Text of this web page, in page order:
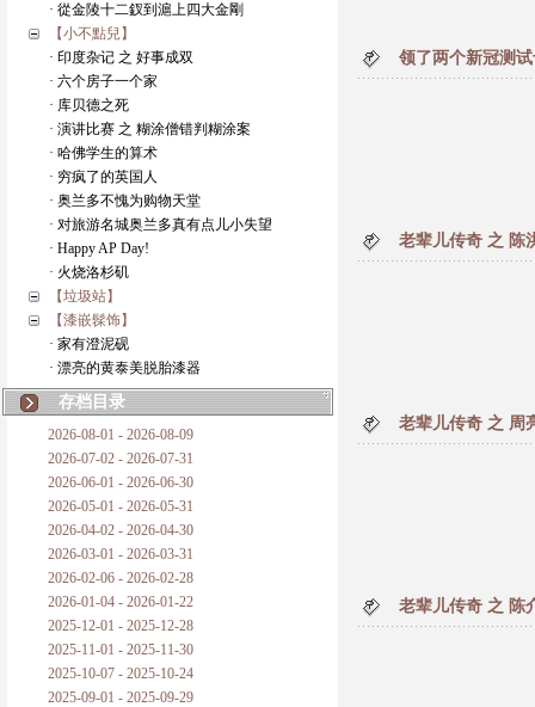
· 從金陵十二釵到滬上四大金剛
【小不點兒】
· 印度杂记 之 好事成双
· 六个房子一个家
· 库贝德之死
· 演讲比赛 之 糊涂僧错判糊涂案
· 哈佛学生的算术
· 穷疯了的英国人
· 奥兰多不愧为购物天堂
· 对旅游名城奥兰多真有点儿小失望
· Happy AP Day!
· 火烧洛杉矶
【垃圾站】
【漆嵌髹饰】
· 家有澄泥砚
· 漂亮的黄泰美脱胎漆器
存档目录
2026-08-01 - 2026-08-09
2026-07-02 - 2026-07-31
2026-06-01 - 2026-06-30
2026-05-01 - 2026-05-31
2026-04-02 - 2026-04-30
2026-03-01 - 2026-03-31
2026-02-06 - 2026-02-28
2026-01-04 - 2026-01-22
2025-12-01 - 2025-12-28
2025-11-01 - 2025-11-30
2025-10-07 - 2025-10-24
2025-09-01 - 2025-09-29
领了两个新冠测
老辈儿传奇 之 陈
老辈儿传奇 之 周
老辈儿传奇 之 陈